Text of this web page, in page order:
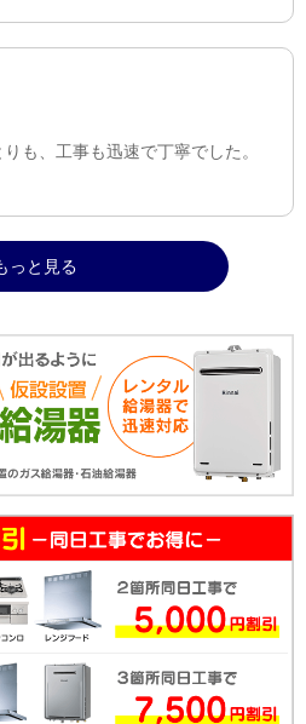
も、工事も迅速で丁寧でした。
っと見る